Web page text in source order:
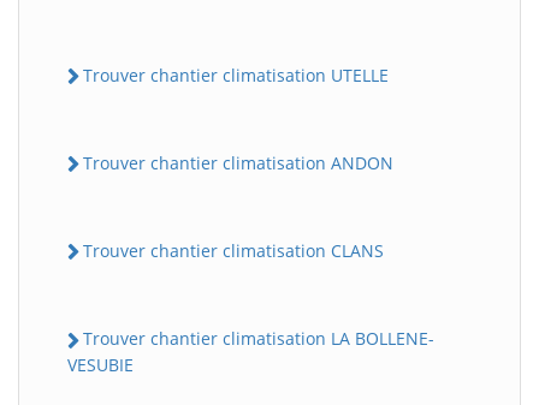
Trouver chantier climatisation UTELLE
Trouver chantier climatisation ANDON
Trouver chantier climatisation CLANS
Trouver chantier climatisation LA BOLLENE-
VESUBIE